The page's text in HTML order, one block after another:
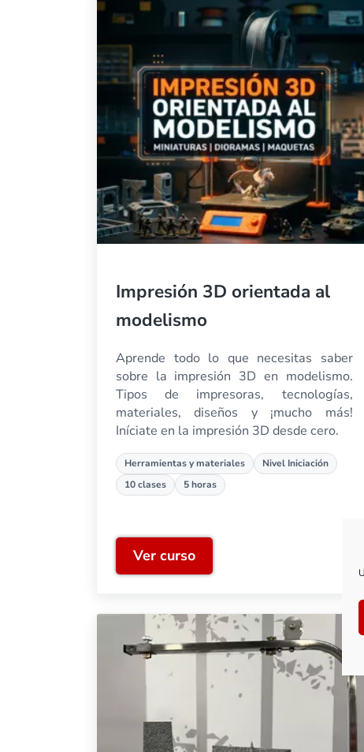
Impresión 3D orientada al
modelismo
Aprende todo lo que necesitas saber
sobre la impresión 3D en modelismo.
Tipos de impresoras, tecnologías,
materiales, diseños y ¡mucho más!
Iníciate en la impresión 3D desde cero.
Herramientas y materiales
Nivel Iniciación
10 clases
5 horas
Ver cursoImpresión 3D orientada al